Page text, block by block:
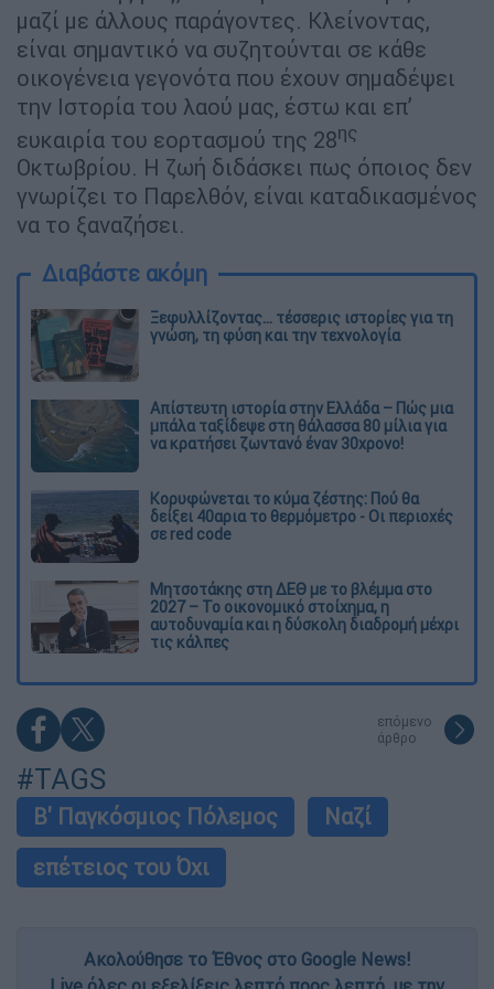
μαζί με άλλους παράγοντες. Κλείνοντας,
είναι σημαντικό να συζητούνται σε κάθε
οικογένεια γεγονότα που έχουν σημαδέψει
την Ιστορία του λαού μας, έστω και επ’
ευκαιρία του εορτασμού της 28ης
Οκτωβρίου. Η ζωή διδάσκει πως όποιος δεν
γνωρίζει το Παρελθόν, είναι καταδικασμένος
να το ξαναζήσει.
Διαβάστε ακόμη
Ξεφυλλίζοντας... τέσσερις ιστορίες για τη
γνώση, τη φύση και την τεχνολογία
Απίστευτη ιστορία στην Ελλάδα – Πώς μια
μπάλα ταξίδεψε στη θάλασσα 80 μίλια για
να κρατήσει ζωντανό έναν 30χρονο!
Κορυφώνεται το κύμα ζέστης: Πού θα
δείξει 40αρια το θερμόμετρο - Οι περιοχές
σε red code
Μητσοτάκης στη ΔΕΘ με το βλέμμα στο
2027 – Το οικονομικό στοίχημα, η
αυτοδυναμία και η δύσκολη διαδρομή μέχρι
τις κάλπες
επόμενο
άρθρο
#TAGS
Β' Παγκόσμιος Πόλεμος
Ναζί
επέτειος του Όχι
Ακολούθησε το Έθνος στο Google News!